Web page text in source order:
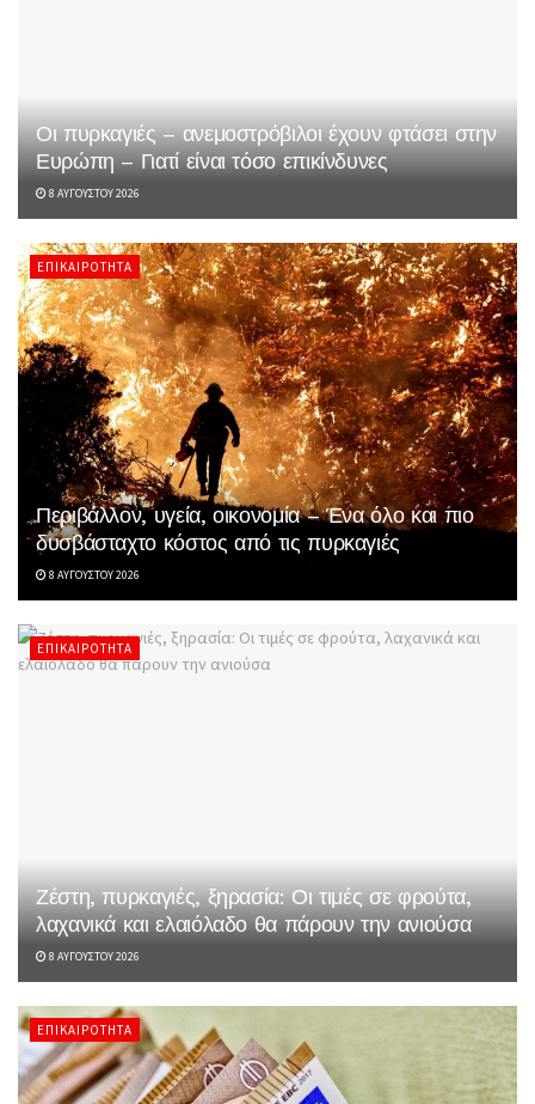
Οι πυρκαγιές – ανεμοστρόβιλοι έχουν φτάσει στην
Ευρώπη – Γιατί είναι τόσο επικίνδυνες
8 ΑΥΓΟΎΣΤΟΥ 2026
ΕΠΙΚΑΙΡΌΤΗΤΑ
Περιβάλλον, υγεία, οικονομία – Ένα όλο και πιο
δυσβάσταχτο κόστος από τις πυρκαγιές
8 ΑΥΓΟΎΣΤΟΥ 2026
ΕΠΙΚΑΙΡΌΤΗΤΑ
Ζέστη, πυρκαγιές, ξηρασία: Οι τιμές σε φρούτα,
λαχανικά και ελαιόλαδο θα πάρουν την ανιούσα
8 ΑΥΓΟΎΣΤΟΥ 2026
ΕΠΙΚΑΙΡΌΤΗΤΑ